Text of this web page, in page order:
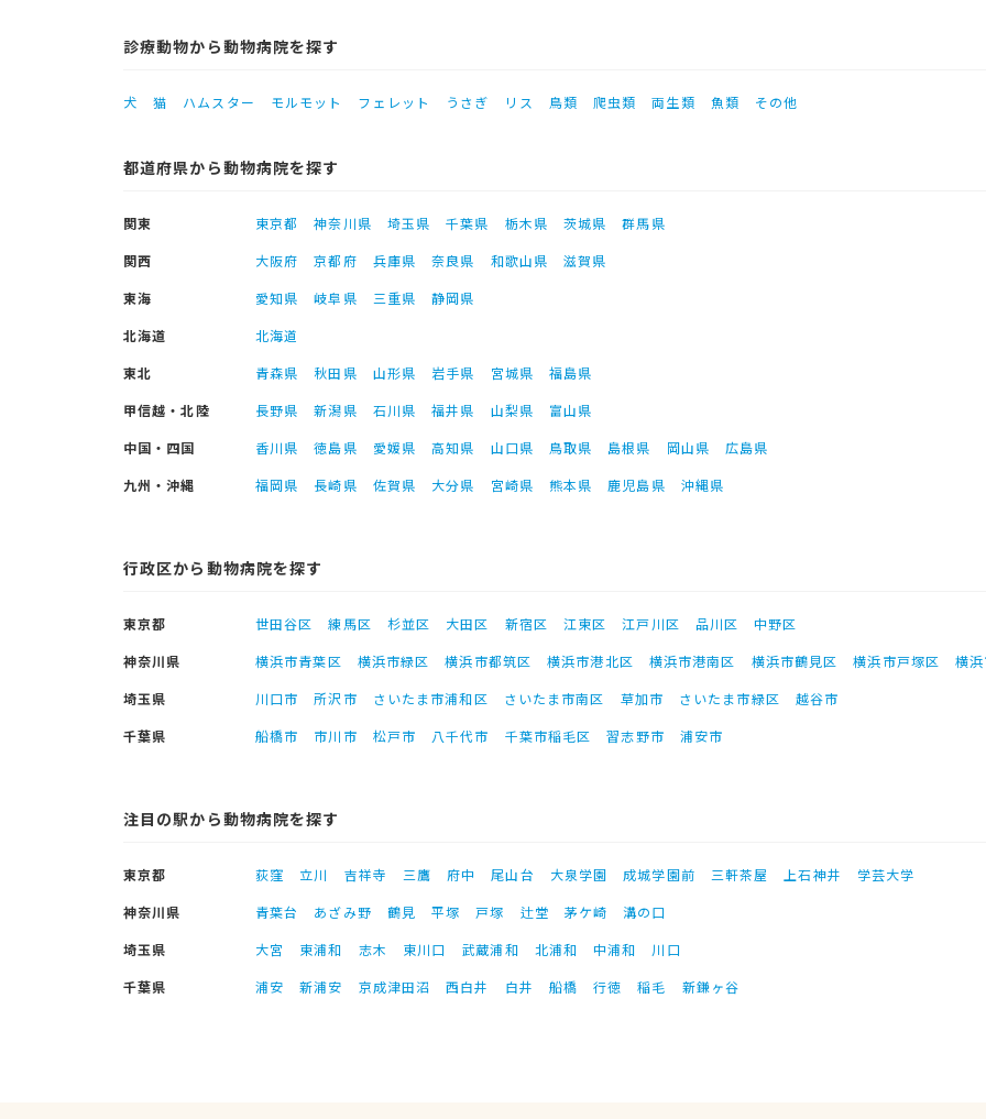
診療動物から動物病院を探す
犬 猫 ハムスター モルモット フェレット うさぎ リス 鳥類 爬虫類 両生類 魚類 その他
都道府県から動物病院を探す
関東 東京都 神奈川県 埼玉県 千葉県 栃木県 茨城県
群馬県
関西
大阪府 京都府 兵庫県 奈良県 和歌山県
滋賀県
東海
愛知県 岐阜県 三重県
静岡県
北海道
北海道
東北
青森県 秋田県 山形県 岩手県 宮城県
福島県
甲信越・北陸
長野県 新潟県 石川県 福井県 山梨県
富山県
中国・四国
香川県 徳島県 愛媛県 高知県 山口県 鳥取県 島根県 岡山県
広島県
九州・沖縄
福岡県 長崎県 佐賀県 大分県 宮崎県 熊本県 鹿児島県 沖縄県
行政区から動物病院を探す
東京都 世田谷区 練馬区 杉並区 大田区 新宿区 江東区 江戸川区 品川区
中野区
神奈川県
横浜市青葉区 横浜市緑区 横浜市都筑区 横浜市港北区 横浜市港南区 横浜市鶴見区 横浜市戸塚区
横
埼玉県
川口市 所沢市 さいたま市浦和区 さいたま市南区 草加市 さいたま市緑区
越谷市
千葉県
船橋市 市川市 松戸市 八千代市 千葉市稲毛区 習志野市 浦安市
注目の駅から動物病院を探す
東京都 荻窪 立川 吉祥寺 三鷹 府中 尾山台 大泉学園 成城学園前 三軒茶屋 上石神井
学芸大学
神奈川県
青葉台 あざみ野 鶴見 平塚 戸塚 辻堂 茅ケ崎
溝の口
埼玉県
大宮 東浦和 志木 東川口 武蔵浦和 北浦和 中浦和
川口
千葉県
浦安 新浦安 京成津田沼 西白井 白井 船橋 行徳 稲毛 新鎌ヶ谷